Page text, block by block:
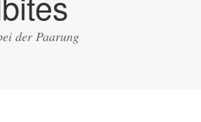
der Paarung